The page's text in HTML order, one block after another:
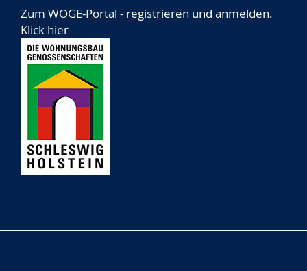
Zum WOGE-Portal - registrieren und anmelden.
Klick hier